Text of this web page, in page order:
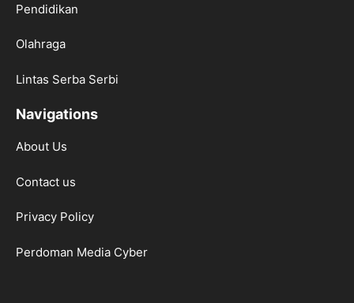
Pendidikan
Olahraga
Lintas Serba Serbi
Navigations
About Us
Contact us
Privacy Policy
Perdoman Media Cyber